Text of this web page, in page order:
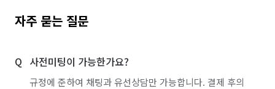
자주 묻는 질문
사전미팅이 가능한가요?
규정에 준하여 채팅과 유선상담만 가능합니다. 결제 후의